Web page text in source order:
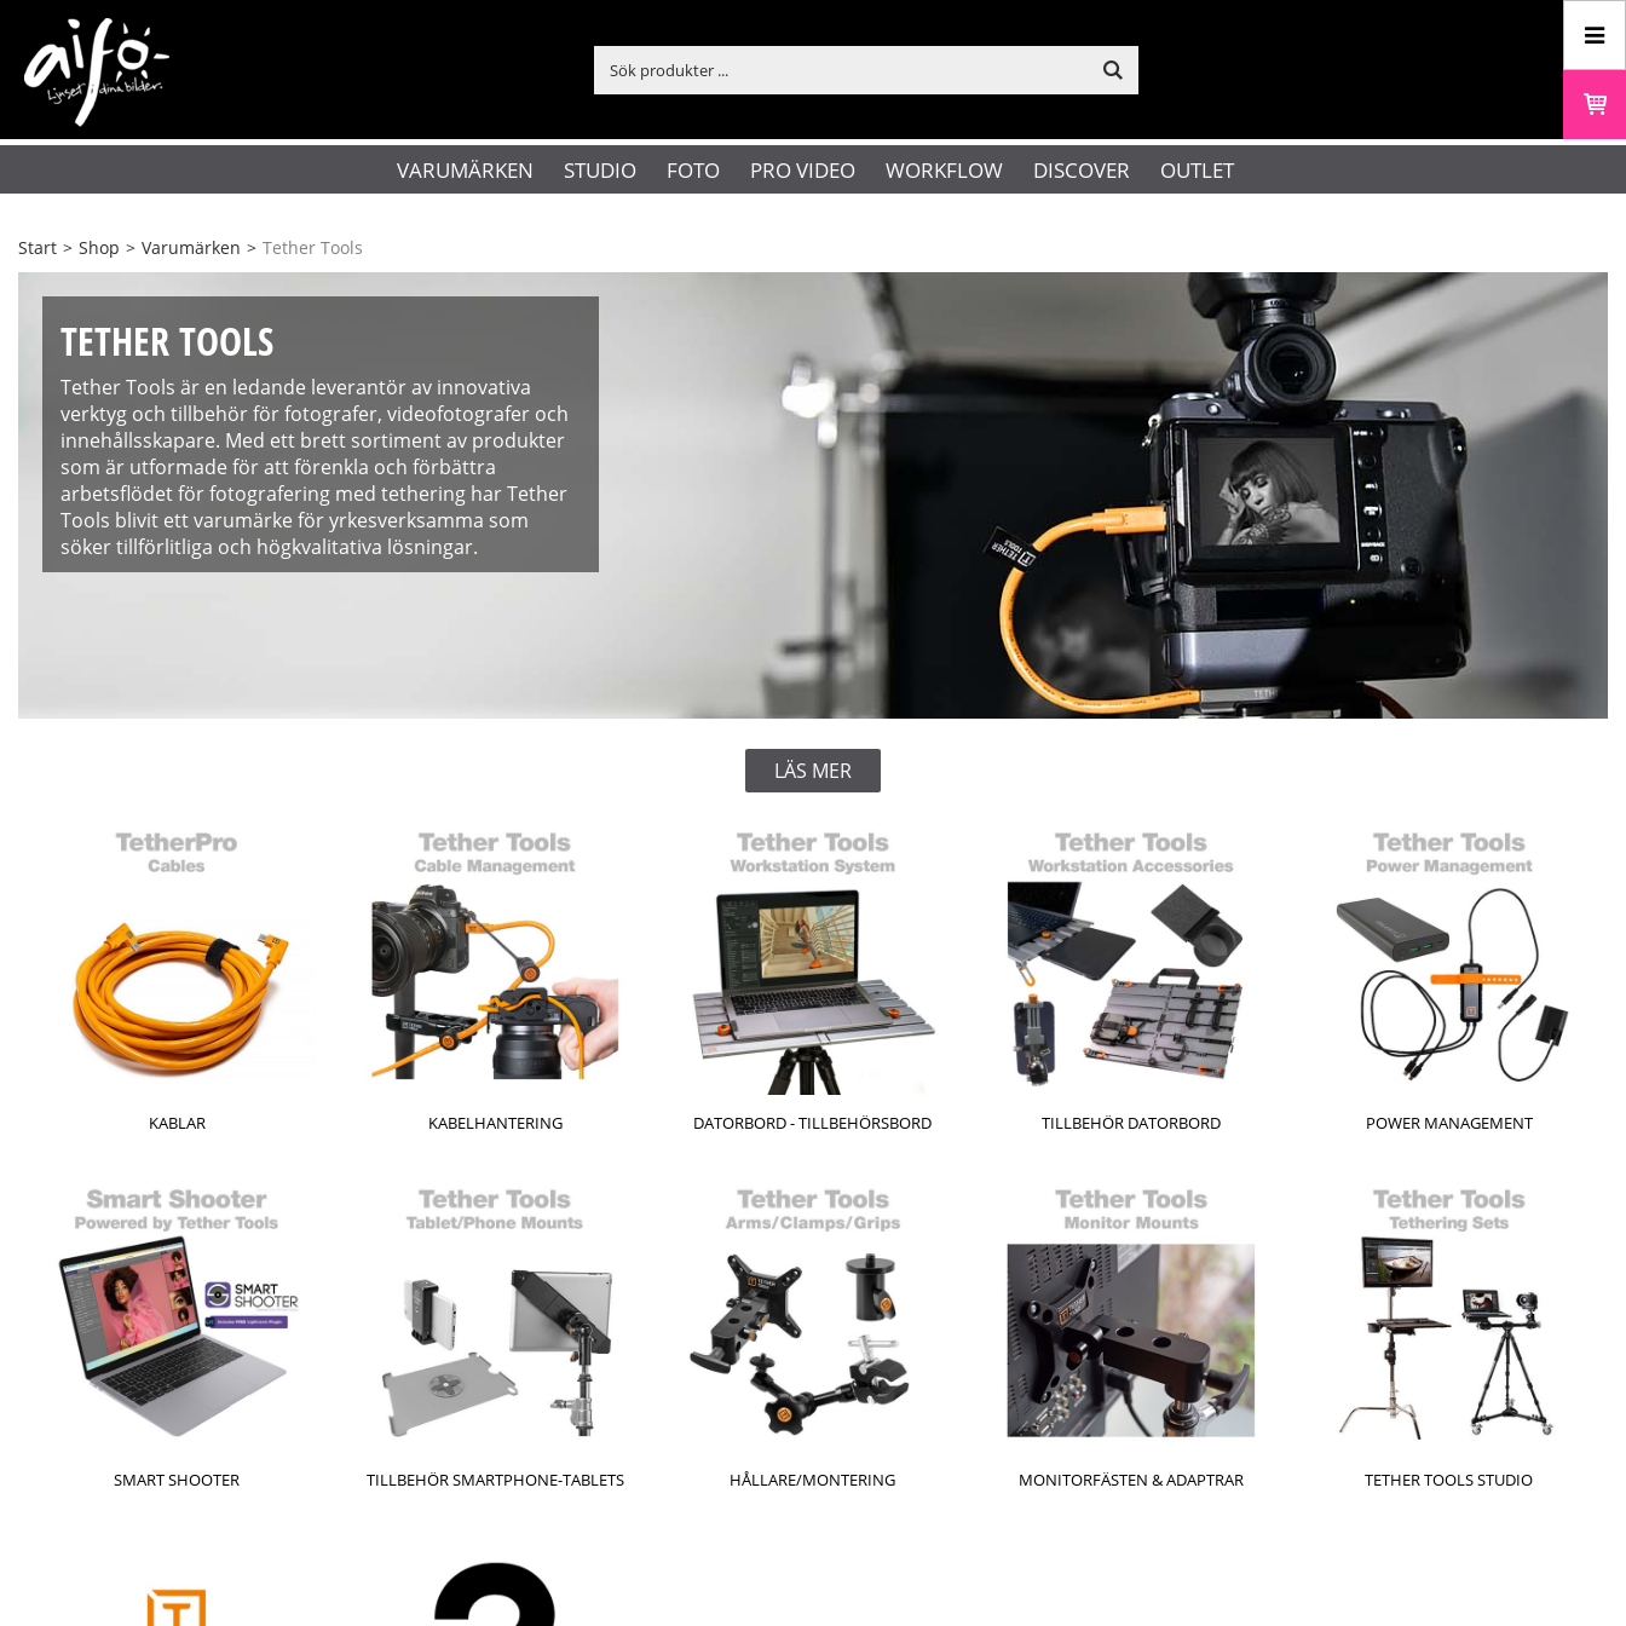
VARUMÄRKEN STUDIO FOTO PRO VIDEO WORKFLOW DISCOVER OUTLET
Start > Shop > Varumärken > Tether Tools
TETHER TOOLS
Tether Tools är en ledande leverantör av innovativa
verktyg och tillbehör för fotografer, videofotografer och
innehållsskapare. Med ett brett sortiment av produkter
som är utformade för att förenkla och förbättra
arbetsflödet för fotografering med tethering har Tether
Tools blivit ett varumärke för yrkesverksamma som
söker tillförlitliga och högkvalitativa lösningar.
LÄS MER
KABLAR KABELHANTERING DATORBORD - TILLBEHÖRSBORD TILLBEHÖR DATORBORD POWER MANAGEMENT
SMART SHOOTER TILLBEHÖR SMARTPHONE-TABLETS HÅLLARE/MONTERING MONITORFÄSTEN & ADAPTRAR TETHER TOOLS STUDIO